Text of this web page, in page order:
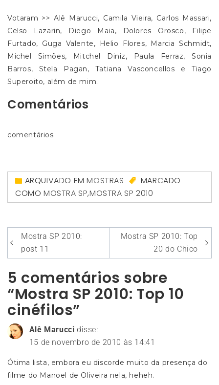
Votaram >> Alê Marucci, Camila Vieira, Carlos Massari,
Celso Lazarin, Diego Maia, Dolores Orosco, Filipe
Furtado, Guga Valente, Helio Flores, Marcia Schmidt,
Michel Simões, Mitchel Diniz, Paula Ferraz, Sonia
Barros, Stela Pagan, Tatiana Vasconcellos e Tiago
Superoito, além de mim.
Comentários
comentários
ARQUIVADO EMMOSTRAS
MARCADO
COMO MOSTRA SP,MOSTRA SP 2010
Navegação
de
Post
Mostra SP 2010:
post 11
Mostra SP 2010: Top
20 do Chico
5 comentários sobre
“Mostra SP 2010: Top 10
cinéfilos”
Alê Marucci disse:
15 de novembro de 2010 às 14:41
Ótima lista, embora eu discorde muito da presença do
filme do Manoel de Oliveira nela, heheh.